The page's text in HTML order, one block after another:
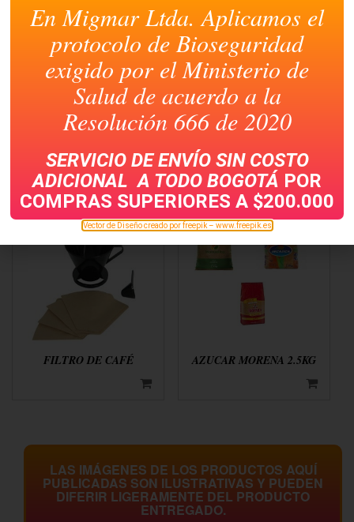
AROMATICA HINDU NESCAFE CLASSIC
FILTRO DE CAFÉ AZUCAR MORENA 2.5KG
LAS IMÁGENES DE LOS PRODUCTOS AQUÍ
PUBLICADAS SON ILUSTRATIVAS Y PUEDEN
DIFERIR LIGERAMENTE DEL PRODUCTO
ENTREGADO.
En Migmar Ltda. Aplicamos el
protocolo de Bioseguridad
exigido por el Ministerio de
Salud de acuerdo a la
Resolución 666 de 2020
SERVICIO DE ENVÍO SIN COSTO
ADICIONAL A TODO BOGOTÁ POR
COMPRAS SUPERIORES A $200.000
Vector de Diseño creado por freepik – www.freepik.es